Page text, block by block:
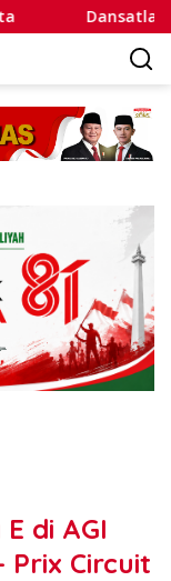
Dansatlat
di AGI
Circuit